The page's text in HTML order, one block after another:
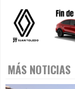
MÁS NOTICIAS